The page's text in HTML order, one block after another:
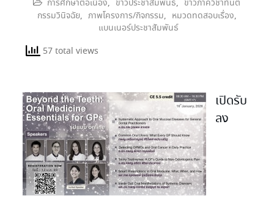
การศึกษาต่อเนื่อง, ข่าวประชาสัมพันธ์, ข่าวภาควิชาทันต
กรรมวินิจฉัย, ภาพโครงการ/กิจกรรม, หมวดทดสอบเรื่อง,
แบนเนอร์ประชาสัมพันธ์
57 total views
เปิดรับ
ลง